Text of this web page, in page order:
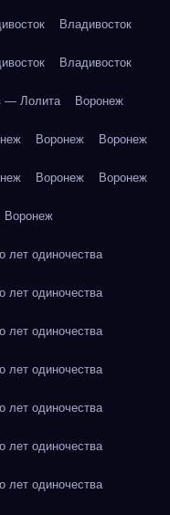
Владивосток
Владивосток
— Лолита Воронеж
Воронеж Воронеж
Воронеж Воронеж
Воронеж
лет одиночества
лет одиночества
лет одиночества
лет одиночества
лет одиночества
лет одиночества
лет одиночества